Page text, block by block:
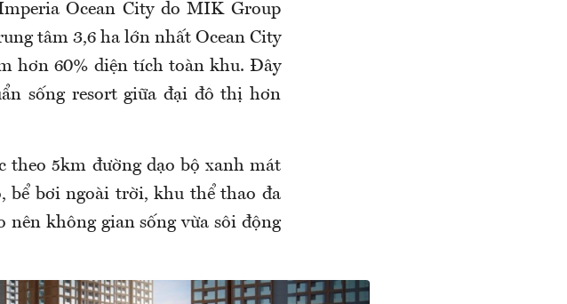
Ocean City do MIK Group
tâm 3,6 ha lớn nhất Ocean City
hơn 60% diện tích toàn khu. Đây
sống resort giữa đại đô thị hơn
5km đường dạo bộ xanh mát
bể bơi ngoài trời, khu thể thao đa
không gian sống vừa sôi động